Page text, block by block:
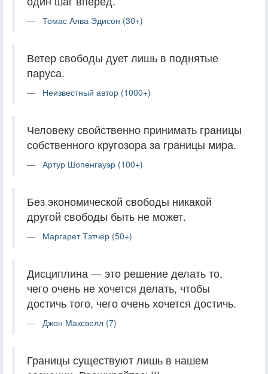
Томас Алва Эдисон (30+)
Ветер свободы дует лишь в поднятые
паруса.
Неизвестный автор (1000+)
Человеку свойственно принимать границы
собственного кругозора за границы мира.
Артур Шопенгауэр (100+)
Без экономической свободы никакой
другой свободы быть не может.
Маргарет Тэтчер (50+)
Дисциплина — это решение делать то,
чего очень не хочется делать, чтобы
достичь того, чего очень хочется достичь.
Джон Максвелл (7)
Границы существуют лишь в нашем